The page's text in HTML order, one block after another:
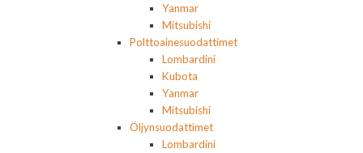
Yanmar
Mitsubishi
Polttoainesuodattimet
Lombardini
Kubota
Yanmar
Mitsubishi
Öljynsuodattimet
Lombardini